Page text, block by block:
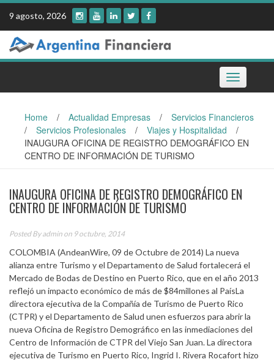
Skip
content
9 agosto, 2026
Toggle
navigation
Home / Actualidad Empresas /
Servicios Financieros
/
Servicios Profesionales / Viajes y Hospitalidad
/
INAUGURA OFICINA DE REGISTRO DEMOGRÁFICO EN
CENTRO DE INFORMACIÓN DE TURISMO
INAUGURA OFICINA DE REGISTRO DEMOGRÁFICO EN
CENTRO DE INFORMACIÓN DE TURISMO
Posted Byadmin on 9 octubre, 2014
COLOMBIA (AndeanWire, 09 de Octubre de 2014) La nueva
alianza entre Turismo y el Departamento de Salud fortalecerá el
Mercado de Bodas de Destino en Puerto Rico, que en el año 2013
reflejó un impacto económico de más de $84millones al PaísLa
directora ejecutiva de la Compañía de Turismo de Puerto Rico
(CTPR) y el Departamento de Salud unen esfuerzos para abrir la
nueva Oficina de Registro Demográfico en las inmediaciones del
Centro de Información de CTPR del Viejo San Juan. La directora
ejecutiva de Turismo en Puerto Rico, Ingrid I. Rivera Rocafort hizo